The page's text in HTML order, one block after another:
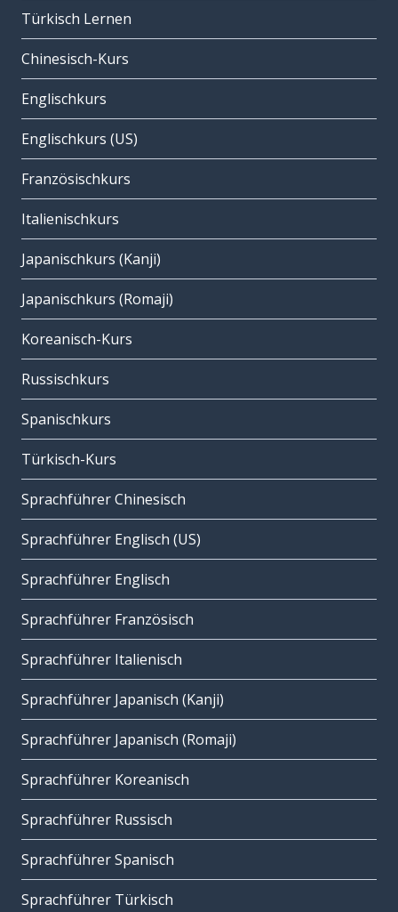
Türkisch Lernen
Chinesisch-Kurs
Englischkurs
Englischkurs (US)
Französischkurs
Italienischkurs
Japanischkurs (Kanji)
Japanischkurs (Romaji)
Koreanisch-Kurs
Russischkurs
Spanischkurs
Türkisch-Kurs
Sprachführer Chinesisch
Sprachführer Englisch (US)
Sprachführer Englisch
Sprachführer Französisch
Sprachführer Italienisch
Sprachführer Japanisch (Kanji)
Sprachführer Japanisch (Romaji)
Sprachführer Koreanisch
Sprachführer Russisch
Sprachführer Spanisch
Sprachführer Türkisch